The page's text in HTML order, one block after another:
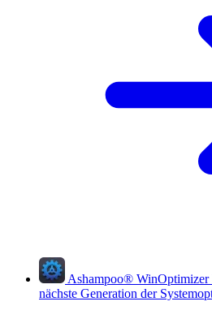
Ashampoo® WinOptimizer
nächste Generation der